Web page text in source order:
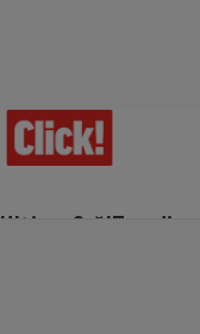
Ultima Oră!Trending